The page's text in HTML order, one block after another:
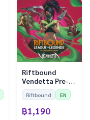
Riftbound
Vendetta Pre-
Rift Kit
Riftbound EN
฿1,190